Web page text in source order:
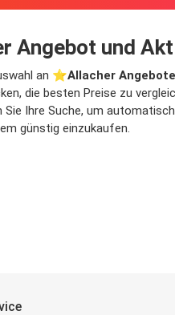
Angebot und
an ⭐️Allacher
die besten Preise zu
Ihre Suche, um
günstig einzukaufen.